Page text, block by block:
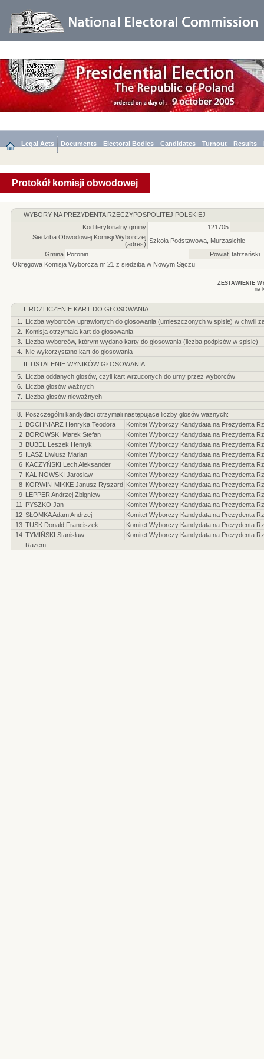
Legal Acts Documents Electoral Bodies Candidates Turnout Results
Protokół komisji obwodowej
WYBORY NA PREZYDENTA RZECZYPOSPOLITEJ POLSKIEJ
Kod terytorialny gminy
121705
Siedziba Obwodowej Komisji Wyborczej
(adres) Szkoła Podstawowa, Murzasichle
Gmina Poronin Powiat tatrzański
Okręgowa Komisja Wyborcza nr 21 z siedzibą w Nowym Sączu
ZESTAWIENIE
na
I. ROZLICZENIE KART DO GŁOSOWANIA
1.
Liczba wyborców uprawionych do głosowania (umieszczonych w spisie) w chwili
2.
Komisja otrzymała kart do głosowania
3.
Liczba wyborców, którym wydano karty do głosowania (liczba podpisów w spisie)
4.
Nie wykorzystano kart do głosowania
II. USTALENIE WYNIKÓW GŁOSOWANIA
5.
Liczba oddanych głosów, czyli kart wrzuconych do urny przez wyborców
6.
Liczba głosów ważnych
7.
Liczba głosów nieważnych
8.
Poszczególni kandydaci otrzymali następujące liczby głosów ważnych:
1
BOCHNIARZ Henryka Teodora
Komitet Wyborczy Kandydata na Prezydenta
2 BOROWSKI Marek Stefan
Komitet Wyborczy Kandydata na Prezydenta
3 BUBEL Leszek Henryk
Komitet Wyborczy Kandydata na Prezydenta
5 ILASZ Liwiusz Marian
Komitet Wyborczy Kandydata na Prezydenta
6 KACZYŃSKI Lech Aleksander
Komitet Wyborczy Kandydata na Prezydenta
7 KALINOWSKI Jarosław
Komitet Wyborczy Kandydata na Prezydenta
8 KORWIN-MIKKE Janusz Ryszard Komitet Wyborczy Kandydata na Prezydenta
9 LEPPER Andrzej Zbigniew
Komitet Wyborczy Kandydata na Prezydenta
11
PYSZKO Jan
Komitet Wyborczy Kandydata na Prezydenta
12 SŁOMKA Adam Andrzej
Komitet Wyborczy Kandydata na Prezydenta
13 TUSK Donald Franciszek
Komitet Wyborczy Kandydata na Prezydenta
14 TYMIŃSKI Stanisław
Komitet Wyborczy Kandydata na Prezydenta
Razem